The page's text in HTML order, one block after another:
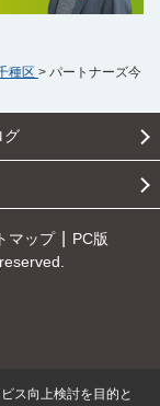
種区 > パートナーズ今
グ
マップ
PC版
ス向上検討を目的と